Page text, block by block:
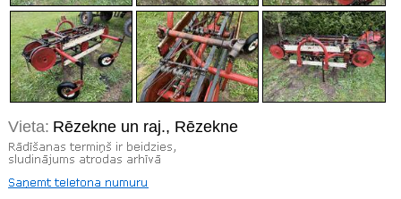
Vieta: Rēzekne un raj., Rēzekne